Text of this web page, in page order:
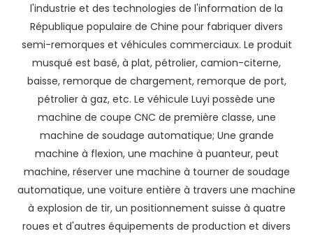
l'industrie et des technologies de l'information de la
République populaire de Chine pour fabriquer divers
semi-remorques et véhicules commerciaux. Le produit
musqué est basé, à plat, pétrolier, camion-citerne,
baisse, remorque de chargement, remorque de port,
pétrolier à gaz, etc. Le véhicule Luyi possède une
machine de coupe CNC de première classe, une
machine de soudage automatique; Une grande
machine à flexion, une machine à puanteur, peut
machine, réserver une machine à tourner de soudage
automatique, une voiture entière à travers une machine
à explosion de tir, un positionnement suisse à quatre
roues et d'autres équipements de production et divers